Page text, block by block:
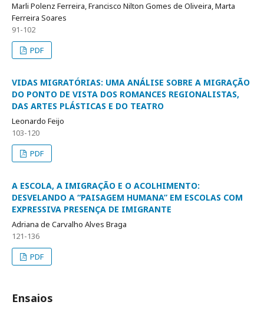
Marli Polenz Ferreira, Francisco Nilton Gomes de Oliveira, Marta
Ferreira Soares
91-102
PDF
VIDAS MIGRATÓRIAS: UMA ANÁLISE SOBRE A MIGRAÇÃO
DO PONTO DE VISTA DOS ROMANCES REGIONALISTAS,
DAS ARTES PLÁSTICAS E DO TEATRO
Leonardo Feijo
103-120
PDF
A ESCOLA, A IMIGRAÇÃO E O ACOLHIMENTO:
DESVELANDO A “PAISAGEM HUMANA” EM ESCOLAS COM
EXPRESSIVA PRESENÇA DE IMIGRANTE
Adriana de Carvalho Alves Braga
121-136
PDF
Ensaios